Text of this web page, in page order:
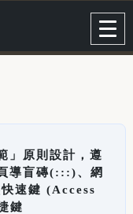
」原則設計，遵
導盲磚(:::)、網
速鍵 (Access
鍵